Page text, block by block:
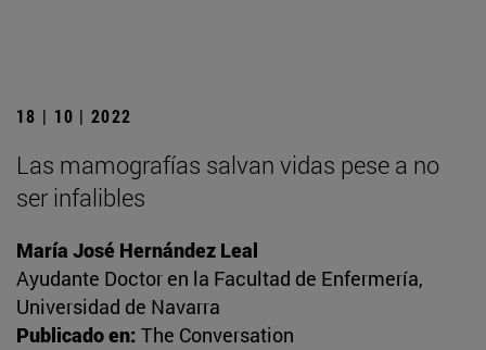
18 | 10 | 2022
Las mamografías salvan vidas pese a no
ser infalibles
María José Hernández Leal
Ayudante Doctor en la Facultad de Enfermería,
Universidad de Navarra
Publicado en: The Conversation